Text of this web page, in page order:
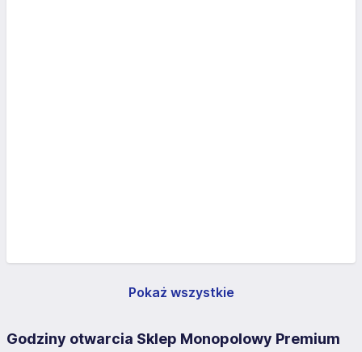
Pokaż wszystkie
Godziny otwarcia Sklep Monopolowy Premium